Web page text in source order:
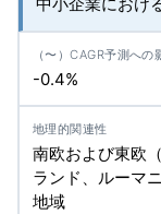
中小企業におけ
-0.4%
南欧および東欧
ランド、ルーマ
地域